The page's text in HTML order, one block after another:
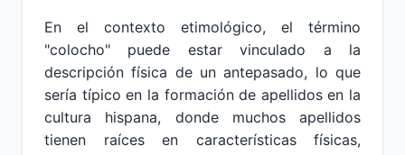
En el contexto etimológico, el término
"colocho" puede estar vinculado a la
descripción física de un antepasado, lo que
sería típico en la formación de apellidos en la
cultura hispana, donde muchos apellidos
tienen raíces en características físicas,